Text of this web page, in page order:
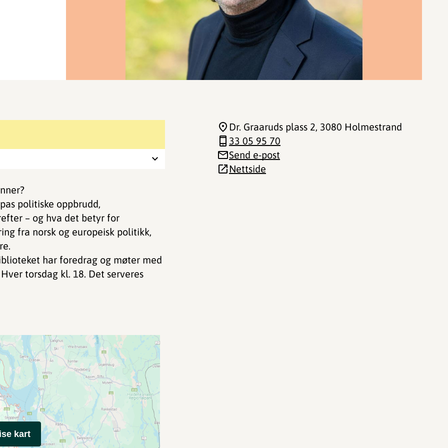
politiske oppbrudd,
– og hva det betyr for
fra norsk og europeisk politikk,
har foredrag og møter med
torsdag kl. 18. Det serveres
Dr. Graaruds plass 2, 3080 Holmestrand
33 05 95 70
Send e-post
Nettside
kart